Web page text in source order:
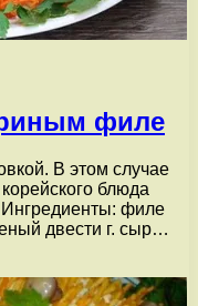
филе
В этом случае
блюда
Ингредиенты: филе
двести г. сыр…